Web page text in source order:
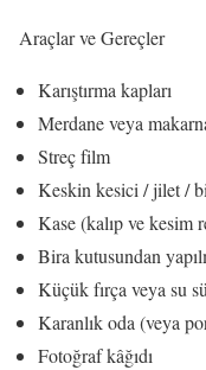
Araçlar ve Gereçler
Karıştırma kapları
Merdane veya
Streç film
Keskin kesici / jilet /
Kase (kalıp ve kesim
Bira kutusundan
Küçük fırça veya su
Karanlık oda (veya
Fotoğraf kâğıdı